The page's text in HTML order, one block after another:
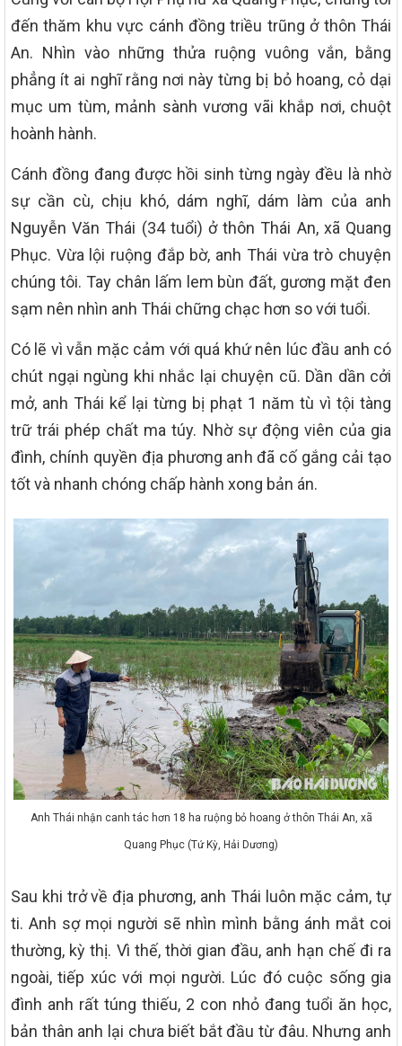
đến thăm khu vực cánh đồng triều trũng ở thôn Thái
An. Nhìn vào những thửa ruộng vuông vắn, bằng
phẳng ít ai nghĩ rằng nơi này từng bị bỏ hoang, cỏ dại
mục um tùm, mảnh sành vương vãi khắp nơi, chuột
hoành hành.
Cánh đồng đang được hồi sinh từng ngày đều là nhờ
sự cần cù, chịu khó, dám nghĩ, dám làm của anh
Nguyễn Văn Thái (34 tuổi) ở thôn Thái An, xã Quang
Phục. Vừa lội ruộng đắp bờ, anh Thái vừa trò chuyện
chúng tôi. Tay chân lấm lem bùn đất, gương mặt đen
sạm nên nhìn anh Thái chững chạc hơn so với tuổi.
Có lẽ vì vẫn mặc cảm với quá khứ nên lúc đầu anh có
chút ngại ngùng khi nhắc lại chuyện cũ. Dần dần cởi
mở, anh Thái kể lại từng bị phạt 1 năm tù vì tội tàng
trữ trái phép chất ma túy. Nhờ sự động viên của gia
đình, chính quyền địa phương anh đã cố gắng cải tạo
tốt và nhanh chóng chấp hành xong bản án.
Anh Thái nhận canh tác hơn 18 ha ruộng bỏ hoang ở thôn Thái An, xã
Quang Phục (Tứ Kỳ, Hải Dương)
Sau khi trở về địa phương, anh Thái luôn mặc cảm, tự
ti. Anh sợ mọi người sẽ nhìn mình bằng ánh mắt coi
thường, kỳ thị. Vì thế, thời gian đầu, anh hạn chế đi ra
ngoài, tiếp xúc với mọi người. Lúc đó cuộc sống gia
đình anh rất túng thiếu, 2 con nhỏ đang tuổi ăn học,
bản thân anh lại chưa biết bắt đầu từ đâu. Nhưng anh